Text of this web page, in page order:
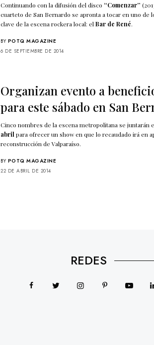
Continuando con la difusión del disco “Comenzar”
cuarteto de San Bernardo se apronta a tocar en uno de
clave de la escena rockera local: elBar de René.
BY POTQ MAGAZINE
6 DE SEPTIEMBRE DE 2014
Organizan evento a
para este sábado en San
Cinco nombres de la escena metropolitana se juntarán
abril para ofrecer un show en que lo recaudado irá en
reconstrucción de Valparaíso.
BY POTQ MAGAZINE
22 DE ABRIL DE 2014
REDES